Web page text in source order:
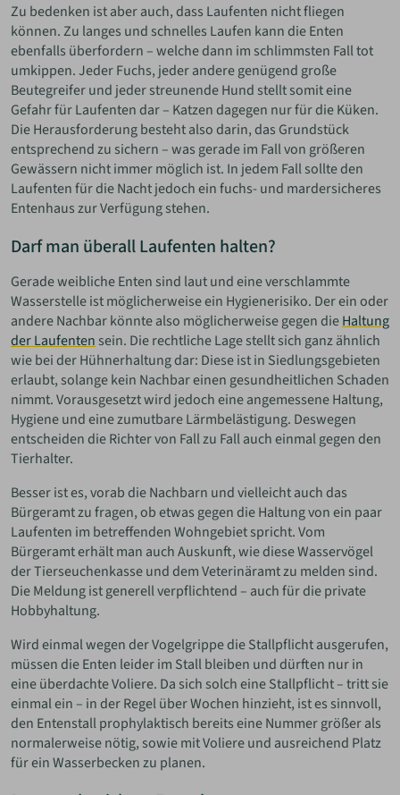
Zu bedenken ist aber auch, dass Laufenten nicht fliegen
können. Zu langes und schnelles Laufen kann die Enten
ebenfalls überfordern – welche dann im schlimmsten Fall tot
umkippen. Jeder Fuchs, jeder andere genügend große
Beutegreifer und jeder streunende Hund stellt somit eine
Gefahr für Laufenten dar – Katzen dagegen nur für die Küken.
Die Herausforderung besteht also darin, das Grundstück
entsprechend zu sichern – was gerade im Fall von größeren
Gewässern nicht immer möglich ist. In jedem Fall sollte den
Laufenten für die Nacht jedoch ein fuchs- und mardersicheres
Entenhaus zur Verfügung stehen.
Darf man überall Laufenten halten?
Gerade weibliche Enten sind laut und eine verschlammte
Wasserstelle ist möglicherweise ein Hygienerisiko. Der ein oder
andere Nachbar könnte also möglicherweise gegen dieHaltung
der Laufenten sein. Die rechtliche Lage stellt sich ganz ähnlich
wie bei der Hühnerhaltung dar: Diese ist in Siedlungsgebieten
erlaubt, solange kein Nachbar einen gesundheitlichen Schaden
nimmt. Vorausgesetzt wird jedoch eine angemessene Haltung,
Hygiene und eine zumutbare Lärmbelästigung. Deswegen
entscheiden die Richter von Fall zu Fall auch einmal gegen den
Tierhalter.
Besser ist es, vorab die Nachbarn und vielleicht auch das
Bürgeramt zu fragen, ob etwas gegen die Haltung von ein paar
Laufenten im betreffenden Wohngebiet spricht. Vom
Bürgeramt erhält man auch Auskunft, wie diese Wasservögel
der Tierseuchenkasse und dem Veterinäramt zu melden sind.
Die Meldung ist generell verpflichtend – auch für die private
Hobbyhaltung.
Wird einmal wegen der Vogelgrippe die Stallpflicht ausgerufen,
müssen die Enten leider im Stall bleiben und dürften nur in
eine überdachte Voliere. Da sich solch eine Stallpflicht – tritt sie
einmal ein – in der Regel über Wochen hinzieht, ist es sinnvoll,
den Entenstall prophylaktisch bereits eine Nummer größer als
normalerweise nötig, sowie mit Voliere und ausreichend Platz
für ein Wasserbecken zu planen.